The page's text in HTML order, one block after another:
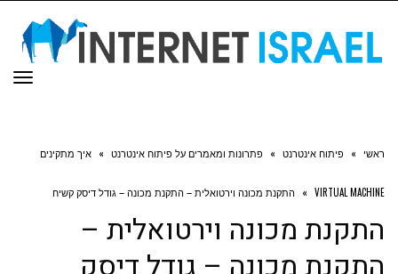
ראשי » פיתוח אינטרנט » פתרונות ומאמרים על פיתוח אינטרנט » איך מתקינים
VIRTUAL MACHINE
» התקנת מכונה וירטואלית – התקנת מכונה – גודל דיסק קשיח
התקנת מכונה וירטואלית –